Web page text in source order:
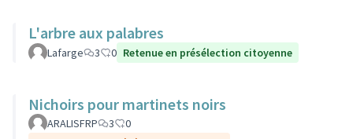
L'arbre aux palabres
Lafarge 3 0 Retenue en présélection citoyenne
Nichoirs pour martinets noirs
ARALISFRP 3
0